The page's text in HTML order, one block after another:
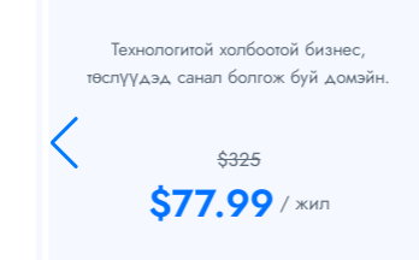
Технологитой холбоотой бизнес,
төслүүдэд санал болгож буй домэйн.
$325
$77.99 / жил